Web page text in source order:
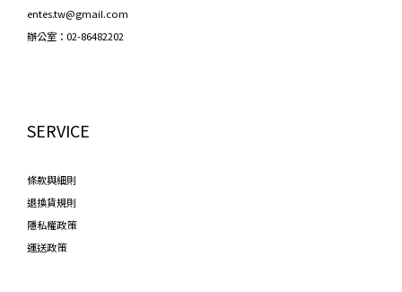
entes.tw@gmail.com
辦公室：02-86482202
SERVICE
條款與細則
退換貨規則
隱私權政策
運送政策